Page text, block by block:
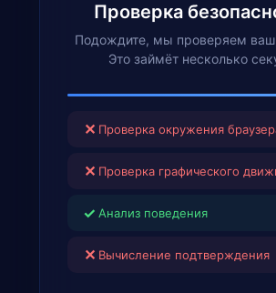
Проверка
Подождите, мы проверяем ваш
Это займёт несколько
✕ Проверка окружения
✕ Проверка графического
✓ Анализ поведения
✕ Вычисление подтверждения